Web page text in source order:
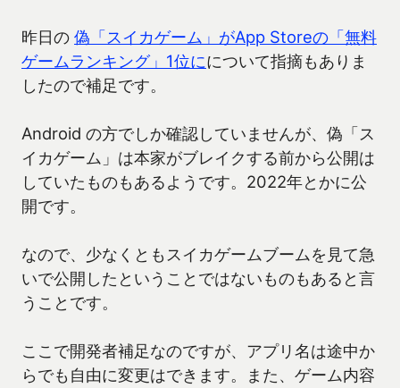
昨日の 偽「スイカゲーム」がApp Storeの「無料
ゲームランキング」1位にについて指摘もありま
したので補足です。
Android の方でしか確認していませんが、偽「ス
イカゲーム」は本家がブレイクする前から公開は
していたものもあるようです。2022年とかに公
開です。
なので、少なくともスイカゲームブームを見て急
いで公開したということではないものもあると言
うことです。
ここで開発者補足なのですが、アプリ名は途中か
らでも自由に変更はできます。また、ゲーム内容